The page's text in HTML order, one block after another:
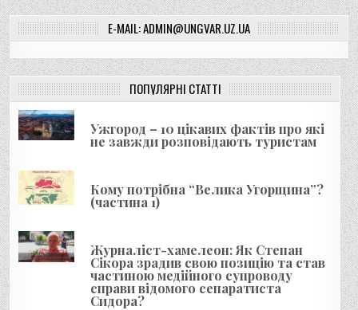
і
г
а
ц
і
я
з
а
п
и
с
і
в
E-MAIL: ADMIN@UNGVAR.UZ.UA
ПОПУЛЯРНІ СТАТТІ
Ужгород – 10 цікавих фактів про які
не завжди розповідають туристам
Кому потрібна “Велика Угорщина”?
(частина 1)
Журналіст-хамелеон: Як Степан
Сікора зрадив свою позицію та став
частиною медійного супроводу
справи відомого сепаратиста
Сидора?